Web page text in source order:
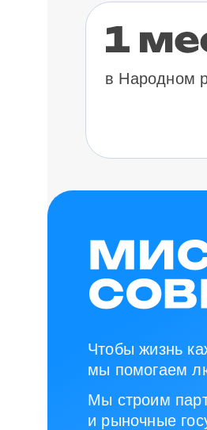
в Народном
Чтобы жизнь
мы помогаем
Мы строим
и рыночные